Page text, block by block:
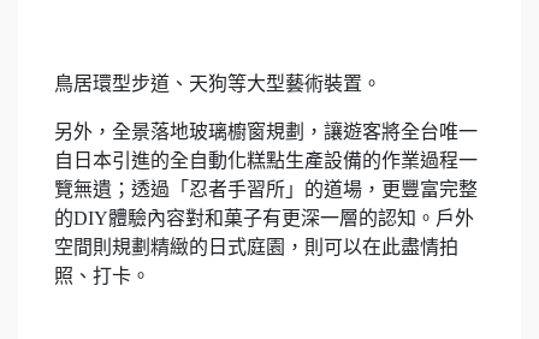
鳥居環型步道、天狗等大型藝術裝置。
另外，全景落地玻璃櫥窗規劃，讓遊客將全台唯一
自日本引進的全自動化糕點生產設備的作業過程一
覽無遺；透過「忍者手習所」的道場，更豐富完整
的DIY體驗內容對和菓子有更深一層的認知。戶外
空間則規劃精緻的日式庭園，則可以在此盡情拍
照、打卡。